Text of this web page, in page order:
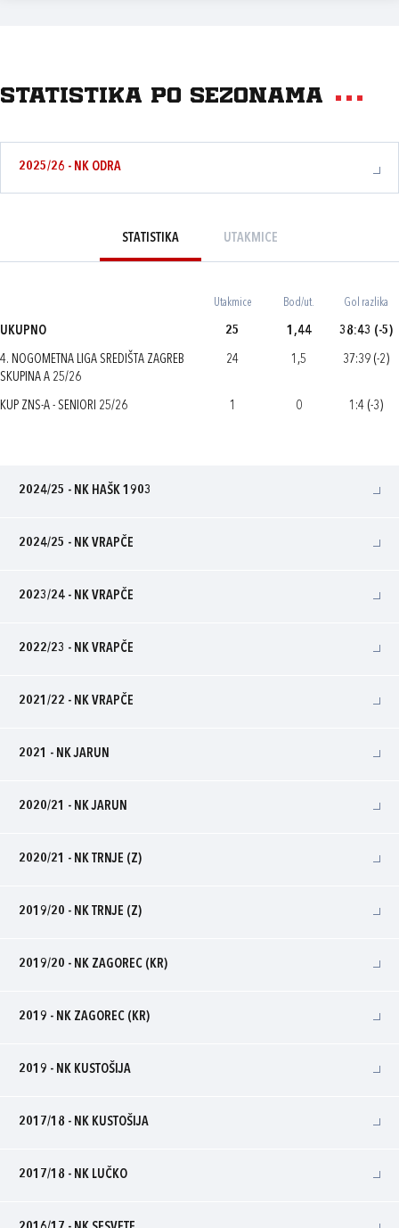
Statistika po sezonama
2025/26 - NK ODRA
STATISTIKA UTAKMICE
Utakmice Bod/ut. Gol razlika
UKUPNO 25 1,44 38:43 (-5)
4. NOGOMETNA LIGA SREDIŠTA ZAGREB
SKUPINA A 25/26
24 1,5 37:39 (-2)
KUP ZNS-A - SENIORI 25/26 1 0 1:4 (-3)
2024/25 - NK HAŠK 1903
2024/25 - NK VRAPČE
2023/24 - NK VRAPČE
2022/23 - NK VRAPČE
2021/22 - NK VRAPČE
2021 - NK JARUN
2020/21 - NK JARUN
2020/21 - NK TRNJE (Z)
2019/20 - NK TRNJE (Z)
2019/20 - NK ZAGOREC (KR)
2019 - NK ZAGOREC (KR)
2019 - NK KUSTOŠIJA
2017/18 - NK KUSTOŠIJA
2017/18 - NK LUČKO